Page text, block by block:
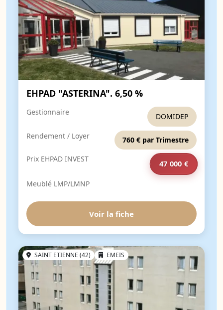
EHPAD "ASTERINA". 6,50 %
Gestionnaire DOMIDEP
Rendement / Loyer
760 € par Trimestre
Prix EHPAD INVEST
47 000 €
Meublé LMP/LMNP
Voir la fiche
SAINT ETIENNE (42) EMEIS